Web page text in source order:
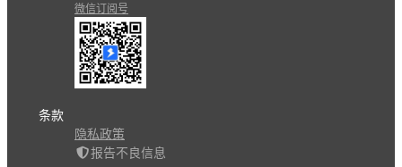
微信订阅号
条款
隐私政策
报告不良信息